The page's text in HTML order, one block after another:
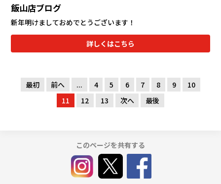
飯山店ブログ
新年明けましておめでとうございます！
詳しくはこちら
最初 前へ ... 4 5 6 7 8 9
10
11
12 13 次へ 最後
このページを共有する